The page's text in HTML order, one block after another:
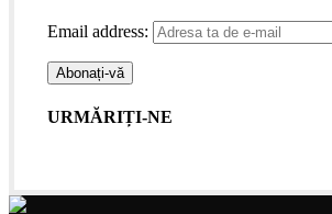
Email address:
URMĂRIȚI-NE